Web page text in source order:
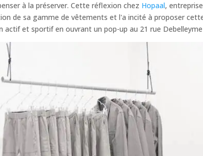
à la préserver. Cette réflexion chez Hopaal,
de sa gamme de vêtements et l'a incité à proposer
actif et sportif en ouvrant un pop-up au 21 rue